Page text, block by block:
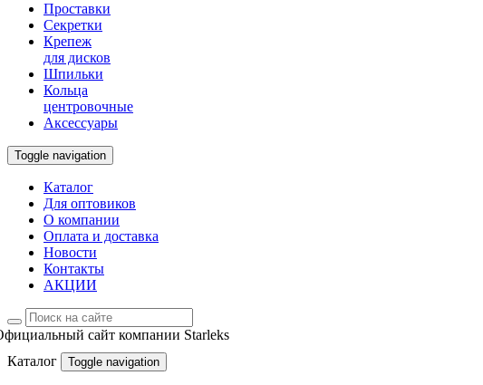
Проставки
Секретки
Крепеж
для дисков
Шпильки
Кольца
центровочные
Аксессуары
Toggle navigation
Каталог
Для оптовиков
О компании
Оплата и доставка
Новости
Контакты
АКЦИИ
сайт компании Starleks
Каталог
Toggle navigation